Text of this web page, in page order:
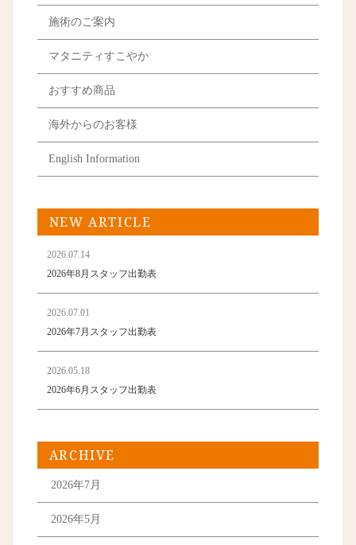
施術のご案内
マタニティすこやか
おすすめ商品
海外からのお客様
English Information
NEW ARTICLE
2026.07.14
2026年8月スタッフ出勤表
2026.07.01
2026年7月スタッフ出勤表
2026.05.18
2026年6月スタッフ出勤表
ARCHIVE
2026年7月
2026年5月